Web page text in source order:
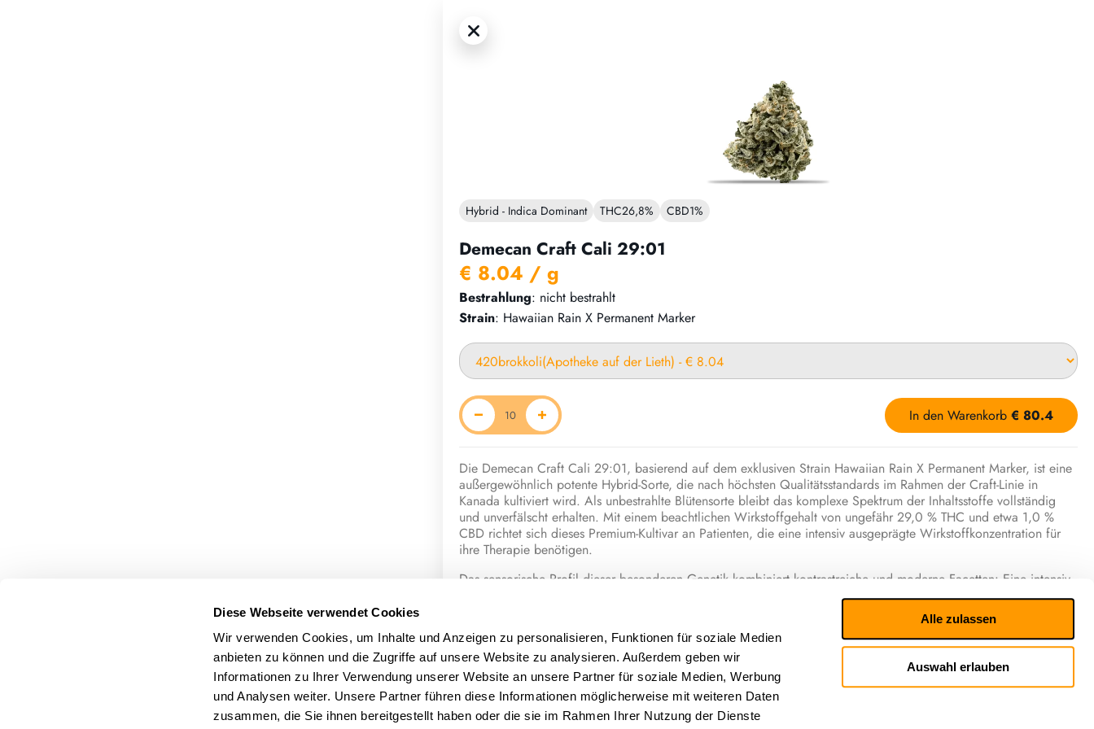
Diese Webseite verwendet Cookies
Wir verwenden Cookies, um Inhalte und Anzeigen zu personalisieren, Funktionen für soziale Medien
anbieten zu können und die Zugriffe auf unsere Website zu analysieren. Außerdem geben wir
Informationen zu Ihrer Verwendung unserer Website an unsere Partner für soziale Medien, Werbung
und Analysen weiter. Unsere Partner führen diese Informationen möglicherweise mit weiteren Daten
zusammen, die Sie ihnen bereitgestellt haben oder die sie im Rahmen Ihrer Nutzung der Dienste
Alle zulassen
Auswahl erlauben
Hybrid - Indica Dominant THC26,8% CBD1%
Demecan Craft Cali 29:01
€ 8.04 / g
Bestrahlung: nicht bestrahlt
Strain: Hawaiian Rain X Permanent Marker
In den Warenkorb € 80.4
Die Demecan Craft Cali 29:01, basierend auf dem exklusiven Strain Hawaiian Rain X Permanent Marker, ist eine
außergewöhnlich potente Hybrid-Sorte, die nach höchsten Qualitätsstandards im Rahmen der Craft-Linie in
Kanada kultiviert wird. Als unbestrahlte Blütensorte bleibt das komplexe Spektrum der Inhaltsstoffe vollständig
und unverfälscht erhalten. Mit einem beachtlichen Wirkstoffgehalt von ungefähr 29,0 % THC und etwa 1,0 %
CBD richtet sich dieses Premium-Kultivar an Patienten, die eine intensiv ausgeprägte Wirkstoffkonzentration für
ihre Therapie benötigen.
Das sensorische Profil dieser besonderen Genetik kombiniert kontrastreiche und moderne Facetten: Eine intensiv
süße und ausgeprägt fruchtige Basis wird von einer dominanten, chemisch-markanten Diesel-Note durchzogen,
Das phytochemische Fundament wird durch ein spezifisches Terpenprofil getragen, in dem neben Limonen und
Beta-Caryophyllen auch das seltener vorkommende Terpen Germacren enthalten ist, welches dem Gesamtprofil
eine besondere Tiefe verleiht.
Terpene